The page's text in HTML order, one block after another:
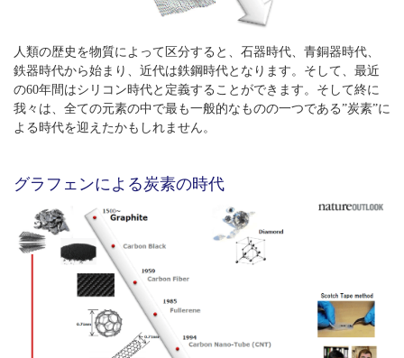
人類の歴史を物質によって区分すると、石器時代、青銅器時代、
鉄器時代から始まり、近代は鉄鋼時代となります。そして、最近
の60年間はシリコン時代と定義することができます。そして終に
我々は、全ての元素の中で最も一般的なものの一つである”炭素”に
よる時代を迎えたかもしれません。
グラフェンによる炭素の時代